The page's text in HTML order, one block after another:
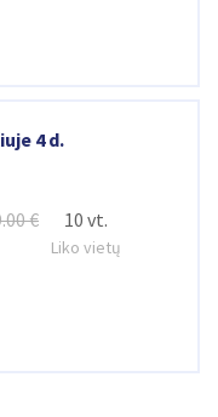
4 d.
€ 10 vt.
Liko vietų